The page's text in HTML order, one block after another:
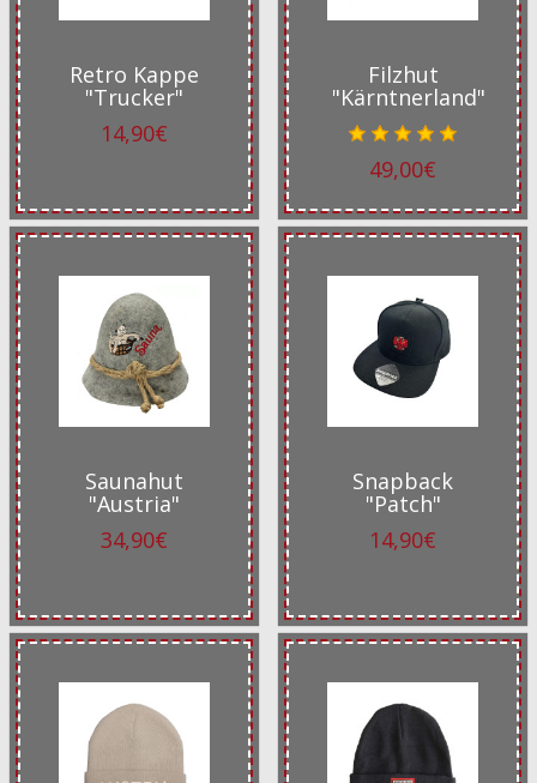
Retro Kappe
"Trucker"
14,90€
Filzhut
"Kärntnerland"
49,00€
Saunahut
"Austria"
34,90€
Snapback
"Patch"
14,90€